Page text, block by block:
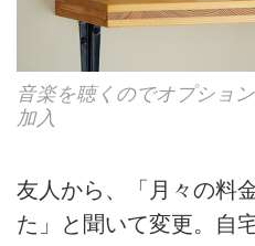
音楽を聴くのでオプショ
加入
友人から、「月々の料
た」と聞いて変更。自